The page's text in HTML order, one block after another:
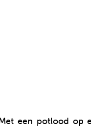
een potlood op